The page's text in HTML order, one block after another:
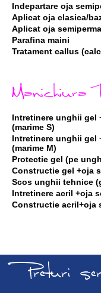
Indepartare oja
Aplicat oja clasica/
Aplicat oja
Parafina maini
Tratament callus
Manichiura
Intretinere unghii gel
(marime S)
Intretinere unghii gel
(marime M)
Protectie gel (pe
Constructie gel +oja
Scos unghii tehnice
Intretinere acril +oja
Constructie acril+oja
Preturi